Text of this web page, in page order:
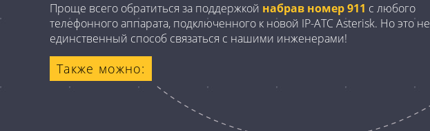
Проще всего обратиться за поддержкой набрав номер 911 с любого
телефонного аппарата, подключенного к новой IP-АТС Asterisk. Но это не
единственный способ связаться с нашими инженерами!
Также можно: